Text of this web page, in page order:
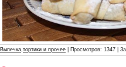
Выпечка,тортики и прочее | Просмотров: 1347 |